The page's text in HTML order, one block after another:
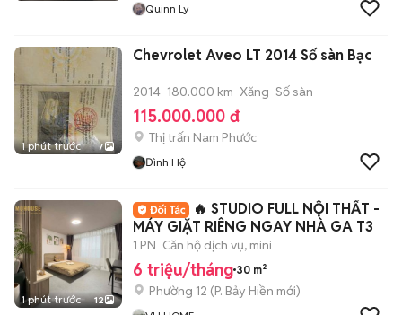
Quinn Ly
1 phút trước 7
Chevrolet Aveo LT 2014 Số sàn Bạc
2014 180.000 km Xăng Số sàn
115.000.000 đ
Thị trấn Nam Phước
Đình Hộ
1 phút trước 12
🔥 STUDIO FULL NỘI THẤT -
MÁY GIẶT RIÊNG NGAY NHÀ GA T3
1 PN Căn hộ dịch vụ, mini
6 triệu/tháng 30 m²
Phường 12 (P. Bảy Hiền mới)